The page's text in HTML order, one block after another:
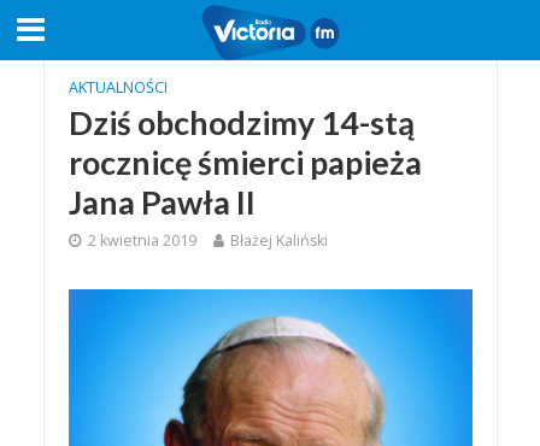
AKTUALNOŚCI
Dziś obchodzimy 14-stą
rocznicę śmierci papieża
Jana Pawła II
2 kwietnia 2019 Błażej Kaliński